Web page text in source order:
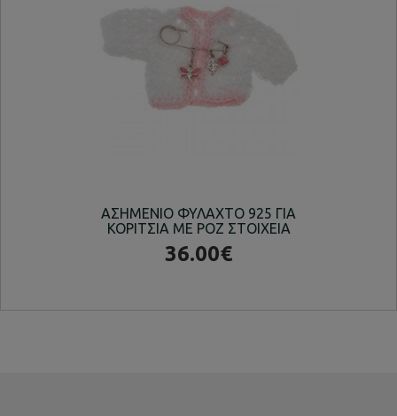
ΑΣΗΜΕΝΙΟ ΦΥΛΑΧΤΟ 925 ΓΙΑ
ΚΟΡΙΤΣΙΑ ΜΕ ΡΟΖ ΣΤΟΙΧΕΙΑ
36.00€